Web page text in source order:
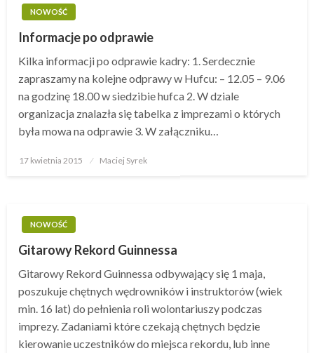
NOWOŚĆ
Informacje po odprawie
Kilka informacji po odprawie kadry: 1. Serdecznie
zapraszamy na kolejne odprawy w Hufcu: – 12.05 – 9.06
na godzinę 18.00 w siedzibie hufca 2. W dziale
organizacja znalazła się tabelka z imprezami o których
była mowa na odprawie 3. W załączniku…
Opublikowane
17 kwietnia 2015 Maciej Syrek
NOWOŚĆ
Gitarowy Rekord Guinnessa
Gitarowy Rekord Guinnessa odbywający się 1 maja,
poszukuje chętnych wędrowników i instruktorów (wiek
min. 16 lat) do pełnienia roli wolontariuszy podczas
imprezy. Zadaniami które czekają chętnych będzie
kierowanie uczestników do miejsca rekordu, lub inne